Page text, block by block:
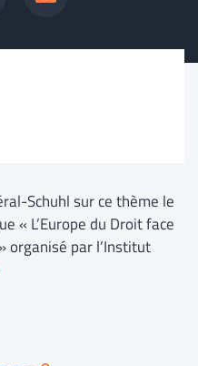
Schuhl sur ce thème le
« L’Europe du Droit face
organisé par l’Institut